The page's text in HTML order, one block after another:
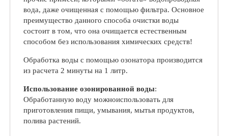
вода, даже очищенная с помощью фильтра. Основное
преимущество данного способа очистки воды
состоит в том, что она очищается естественным
способом без использования химических средств!
Обработка воды с помощью озонатора производится
из расчета 2 минуты на 1 литр.
Использование озонированной воды:
Обработанную воду можноиспользовать для
приготовления пищи, умывания, мытья продуктов,
полива растений.